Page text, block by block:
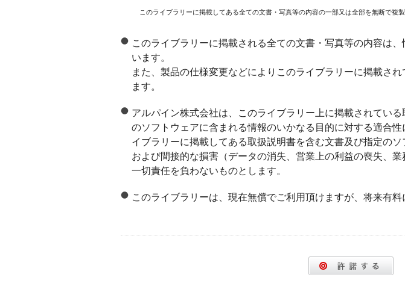
このライブラリーに掲載してある全ての文書・写真等の内容の一部又は全部を無断で複
このライブラリーに掲載される全ての文書・写真等の内容は
います。
また、製品の仕様変更などによりこのライブラリーに掲載さ
ます。
アルパイン株式会社は、このライブラリー上に掲載されてい
のソフトウェアに含まれる情報のいかなる目的に対する適合
イブラリーに掲載してある取扱説明書を含む文書及び指定の
および間接的な損害（データの消失、営業上の利益の喪失、
一切責任を負わないものとします。
このライブラリーは、現在無償でご利用頂けますが、将来有